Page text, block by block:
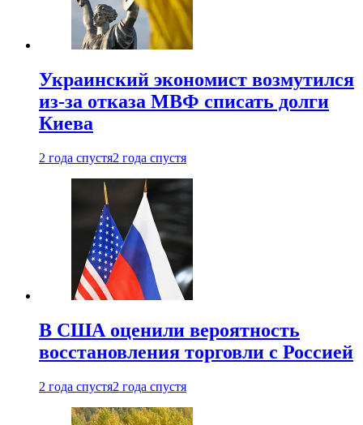
Украинский экономист возмутился
из-за отказа МВФ списать долги
Киева
2 года спустя2 года спустя
В США оценили вероятность
восстановления торговли с Россией
2 года спустя2 года спустя